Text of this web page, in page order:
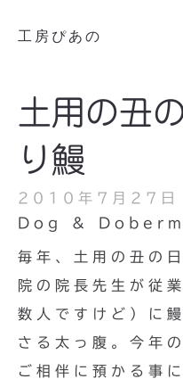
工房ぴあの
土用の丑
り鰻
2010年7月27日
Dog &
毎年、土用の丑の
院の院長先生が従
数人ですけど）に
さる太っ腹。今年
ご相伴に預かる事に